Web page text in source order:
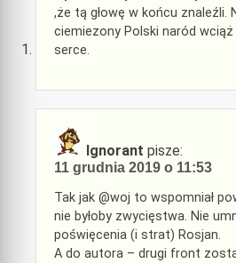
,że tą głowę w końcu znaleźli.
ciemiezony Polski naród
serce.
Ignorant pisze:
11 grudnia 2019 o 11:53
Tak jak @woj to wspomniał
nie byłoby zwycięstwa. Nie
poświęcenia (i strat) Rosjan.
A do autora – drugi front